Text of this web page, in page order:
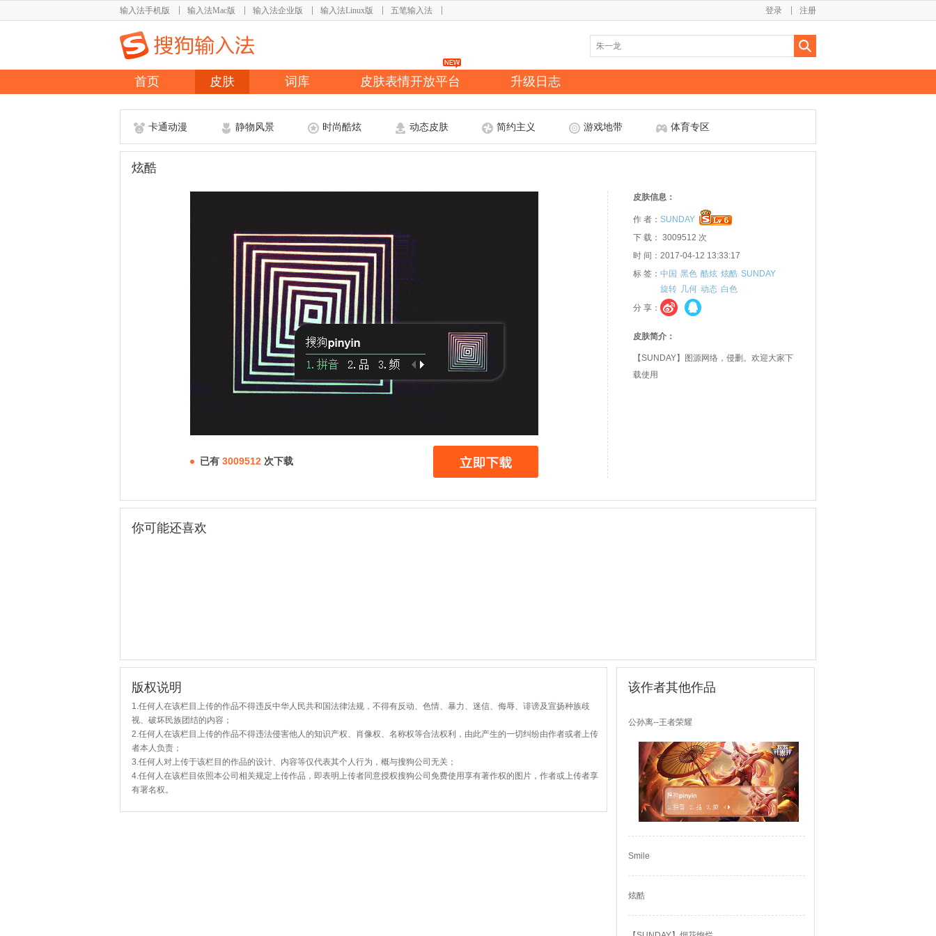
输入法手机版 输入法Mac版 输入法企业版 输入法Linux版 五笔输入法 注册
登录
首页 皮肤 词库 皮肤表情开放平台 升级日志
卡通动漫 静物风景 时尚酷炫 动态皮肤 简约主义 游戏地带 体育专区
炫酷
已有 3009512 次下载
皮肤信息：
作 者： SUNDAY
下 载： 3009512 次
时 间：2017-04-12 13:33:17
标 签： 中国 黑色 酷炫 炫酷 SUNDAY
旋转 几何 动态 白色
分 享：
皮肤简介：
【SUNDAY】图源网络，侵删。欢迎大家下
载使用
你可能还喜欢
版权说明
1.任何人在该栏目上传的作品不得违反中华人民共和国法律法规，不得有反动、色情、暴力、迷信、侮辱、诽谤及宣扬种族歧
视、破坏民族团结的内容；
2.任何人在该栏目上传的作品不得违法侵害他人的知识产权、肖像权、名称权等合法权利，由此产生的一切纠纷由作者或者上传
者本人负责；
3.任何人对上传于该栏目的作品的设计、内容等仅代表其个人行为，概与搜狗公司无关；
4.任何人在该栏目依照本公司相关规定上传作品，即表明上传者同意授权搜狗公司免费使用享有著作权的图片，作者或上传者享
有署名权。
该作者其他作品
公孙离--王者荣耀
Smile
炫酷